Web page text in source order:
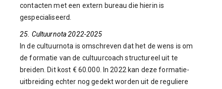
contacten met een extern bureau die hierin is
gespecialiseerd.
25. Cultuurnota 2022-2025
In de cultuurnota is omschreven dat het de wens is om
de formatie van de cultuurcoach structureel uit te
breiden. Dit kost € 60.000. In 2022 kan deze formatie-
uitbreiding echter nog gedekt worden uit de reguliere